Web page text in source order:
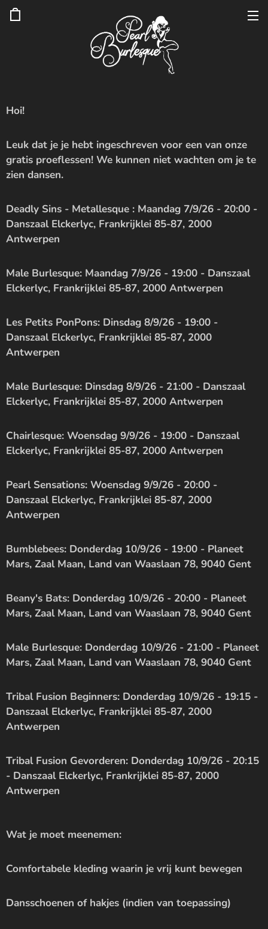
Hoi!
Leuk dat je je hebt ingeschreven voor een van onze
gratis proeflessen! We kunnen niet wachten om je te
zien dansen. 💃🕺
Deadly Sins - Metallesque : Maandag 7/9/26 - 20:00 -
Danszaal Elckerlyc, Frankrijklei 85-87, 2000
Antwerpen
Male Burlesque: Maandag 7/9/26 - 19:00 - Danszaal
Elckerlyc, Frankrijklei 85-87, 2000 Antwerpen
Les Petits PonPons: Dinsdag 8/9/26 - 19:00 -
Danszaal Elckerlyc, Frankrijklei 85-87, 2000
Antwerpen
Male Burlesque: Dinsdag 8/9/26 - 21:00 - Danszaal
Elckerlyc, Frankrijklei 85-87, 2000 Antwerpen
Chairlesque: Woensdag 9/9/26 - 19:00 - Danszaal
Elckerlyc, Frankrijklei 85-87, 2000 Antwerpen
Pearl Sensations: Woensdag 9/9/26 - 20:00 -
Danszaal Elckerlyc, Frankrijklei 85-87, 2000
Antwerpen
Bumblebees: Donderdag 10/9/26 - 19:00 - Planeet
Mars, Zaal Maan, Land van Waaslaan 78, 9040 Gent
Beany's Bats: Donderdag 10/9/26 - 20:00 - Planeet
Mars, Zaal Maan, Land van Waaslaan 78, 9040 Gent
Male Burlesque: Donderdag 10/9/26 - 21:00 - Planeet
Mars, Zaal Maan, Land van Waaslaan 78, 9040 Gent
Tribal Fusion Beginners: Donderdag 10/9/26 - 19:15 -
Danszaal Elckerlyc, Frankrijklei 85-87, 2000
Antwerpen
Tribal Fusion Gevorderen: Donderdag 10/9/26 - 20:15
- Danszaal Elckerlyc, Frankrijklei 85-87, 2000
Antwerpen
Wat je moet meenemen:
Comfortabele kleding waarin je vrij kunt bewegen
Dansschoenen of hakjes (indien van toepassing)